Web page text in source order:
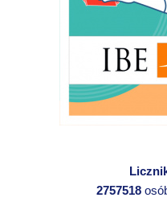
2757518